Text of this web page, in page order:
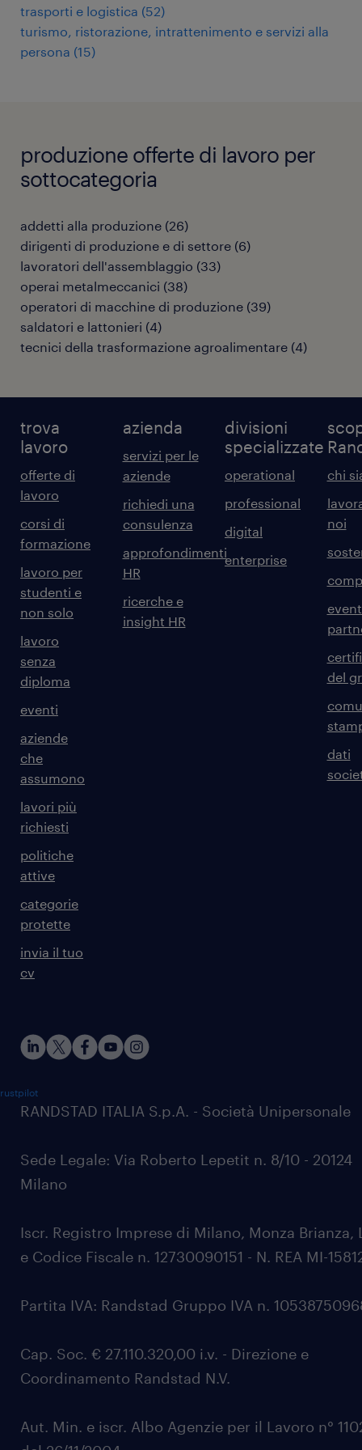
trasporti e logistica (52)
turismo, ristorazione, intrattenimento e servizi alla
persona (15)
produzione offerte di lavoro per
sottocategoria
addetti alla produzione (26)
dirigenti di produzione e di settore (6)
lavoratori dell'assemblaggio (33)
operai metalmeccanici (38)
operatori di macchine di produzione (39)
saldatori e lattonieri (4)
tecnici della trasformazione agroalimentare (4)
trova
lavoro
offerte di
lavoro
corsi di
formazione
lavoro per
studenti e
non solo
lavoro
senza
diploma
eventi
aziende
che
assumono
lavori più
richiesti
politiche
attive
categorie
protette
invia il tuo
cv
azienda
servizi per le
aziende
richiedi una
consulenza
approfondimenti
HR
ricerche e
insight HR
divisioni
specializzate
operational
professional
digital
enterprise
chi
noi
del
dati
RANDSTAD ITALIA S.p.A. - Società Unipersonale
Sede Legale: Via Roberto Lepetit n. 8/10 - 20124
Milano
Iscr. Registro Imprese di Milano, Monza Brianza,
e Codice Fiscale n. 12730090151 - N. REA MI-
Partita IVA: Randstad Gruppo IVA n.
Cap. Soc. € 27.110.320,00 i.v. - Direzione e
Coordinamento Randstad N.V.
Aut. Min. e iscr. Albo Agenzie per il Lavoro n°